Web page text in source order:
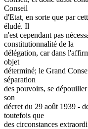
Conseil
d'Etat, en sorte que par
éludé. Il
n'est cependant pas
constitutionnalité de la
délégation, car dans
objet
déterminé; le Grand
séparation
des pouvoirs, se
son
décret du 29 août 1939 -
toutefois que
des circonstances